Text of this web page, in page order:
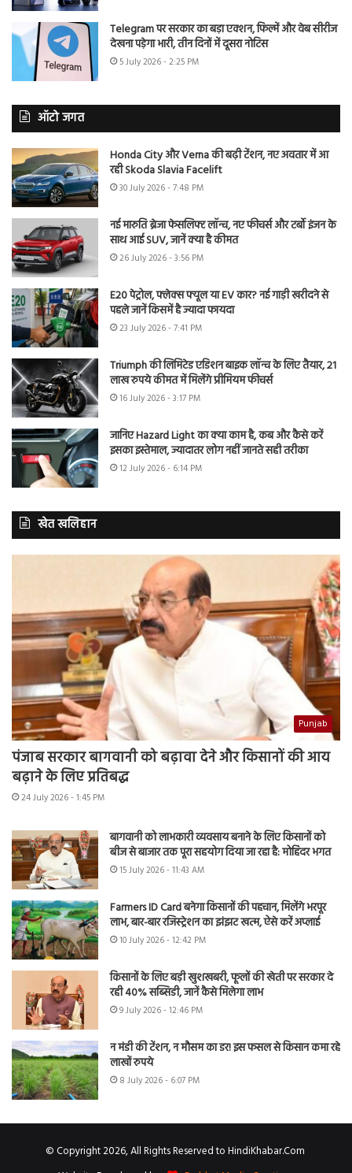
Telegram पर सरकार का बड़ा एक्शन, फिल्में और वेब सीरीज
देखना पड़ेगा भारी, तीन दिनों में दूसरा नोटिस
5 July 2026 - 2:25 PM
ऑटो जगत
Honda City और Verna की बढ़ी टेंशन, नए अवतार में आ
रही Skoda Slavia Facelift
30 July 2026 - 7:48 PM
नई मारुति ब्रेजा फेसलिफ्ट लॉन्च, नए फीचर्स और टर्बो इंजन के
साथ आई SUV, जानें क्या है कीमत
26 July 2026 - 3:56 PM
E20 पेट्रोल, फ्लेक्स फ्यूल या EV कार? नई गाड़ी खरीदने से
पहले जानें किसमें है ज्यादा फायदा
23 July 2026 - 7:41 PM
Triumph की लिमिटेड एडिशन बाइक लॉन्च के लिए तैयार, 21
लाख रुपये कीमत में मिलेंगे प्रीमियम फीचर्स
16 July 2026 - 3:17 PM
जानिए Hazard Light का क्या काम है, कब और कैसे करें
इसका इस्तेमाल, ज्यादातर लोग नहीं जानते सही तरीका
12 July 2026 - 6:14 PM
खेत खलिहान
Punjab
पंजाब सरकार बागवानी को बढ़ावा देने और किसानों की आय
बढ़ाने के लिए प्रतिबद्ध
24 July 2026 - 1:45 PM
बागवानी को लाभकारी व्यवसाय बनाने के लिए किसानों को
बीज से बाजार तक पूरा सहयोग दिया जा रहा है: मोहिंदर भगत
15 July 2026 - 11:43 AM
Farmers ID Card बनेगा किसानों की पहचान, मिलेंगे भरपूर
लाभ, बार-बार रजिस्ट्रेशन का झंझट खत्म, ऐसे करें अप्लाई
10 July 2026 - 12:42 PM
किसानों के लिए बड़ी खुशखबरी, फूलों की खेती पर सरकार दे
रही 40% सब्सिडी, जानें कैसे मिलेगा लाभ
9 July 2026 - 12:46 PM
न मंडी की टेंशन, न मौसम का डर! इस फसल से किसान कमा रहे
लाखों रुपये
8 July 2026 - 6:07 PM
© Copyright 2026, All Rights Reserved to HindiKhabar.Com